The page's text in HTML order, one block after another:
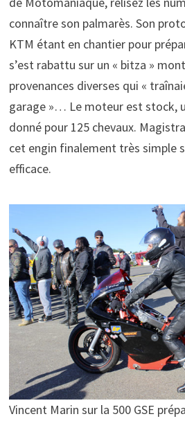
connaître son palmarès. Son
KTM étant en chantier pour
s’est rabattu sur un « bitza »
provenances diverses qui «
garage »… Le moteur est stock,
donné pour 125 chevaux.
cet engin finalement très simple
efficace.
Vincent Marin sur la 500 GSE